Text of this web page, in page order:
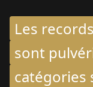
Les
sont
catégories